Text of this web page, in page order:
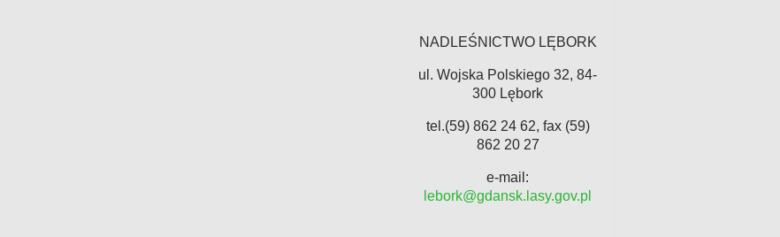
NADLEŚNICTWO LĘBORK
ul. Wojska Polskiego 32, 84-
300 Lębork
tel.(59) 862 24 62, fax (59)
862 20 27
e-mail:
lebork@gdansk.lasy.gov.pl